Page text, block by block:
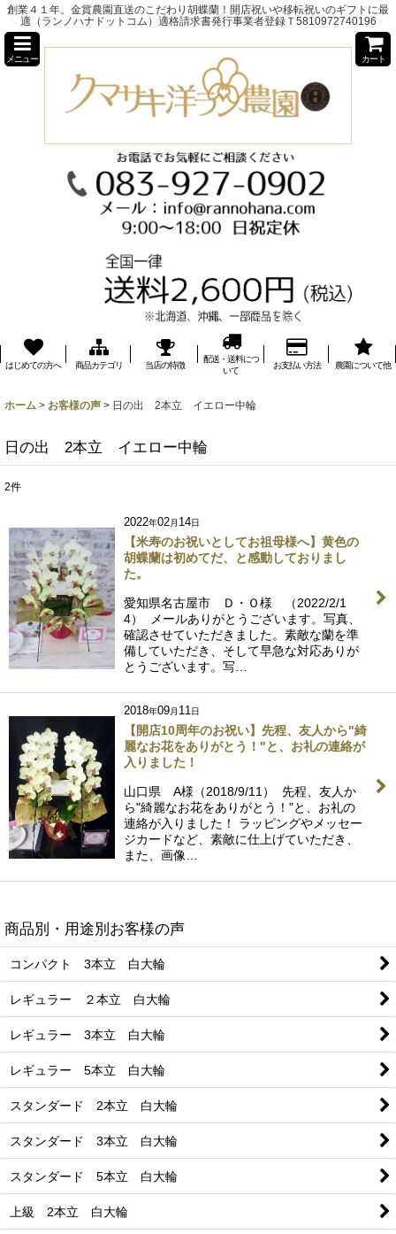
創業４１年。金賞農園直送のこだわり胡蝶蘭！開店祝いや移転祝いのギフトに最
適（ランノハナドットコム）適格請求書発行事業者登録Ｔ5810972740196
メニュー カート
はじめての方へ 商品カテゴリ 当店の特徴
配送・送料につ
いて
お支払い方法 農園について他
ホーム > お客様の声 > 日の出 2本立 イエロー中輪
日の出 2本立 イエロー中輪
2件
2022年02月 14日
【米寿のお祝いとしてお祖母様へ】黄色の
胡蝶蘭は初めてだ、と感動しておりまし
た。
愛知県名古屋市 Ｄ・Ｏ様 （2022/2/1
4） メールありがとうございます。写真、
確認させていただきました。素敵な蘭を準
備していただき、そして早急な対応ありが
とうございます。写…
2018年09月 11日
【開店10周年のお祝い】先程、友人から"綺
麗なお花をありがとう！"と、お礼の連絡が
入りました！
山口県 A様（2018/9/11） 先程、友人か
ら"綺麗なお花をありがとう！"と、お礼の
連絡が入りました！ ラッピングやメッセー
ジカードなど、素敵に仕上げていただき、
また、画像…
商品別・用途別お客様の声
コンパクト 3本立 白大輪
レギュラー ２本立 白大輪
レギュラー 3本立 白大輪
レギュラー 5本立 白大輪
スタンダード 2本立 白大輪
スタンダード 3本立 白大輪
スタンダード 5本立 白大輪
上級 2本立 白大輪